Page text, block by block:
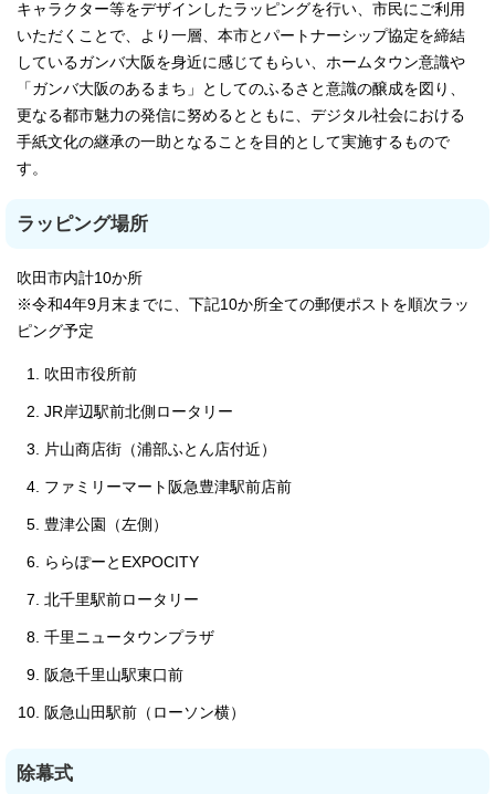
キャラクター等をデザインしたラッピングを行い、市民にご利用
いただくことで、より一層、本市とパートナーシップ協定を締結
しているガンバ大阪を身近に感じてもらい、ホームタウン意識や
「ガンバ大阪のあるまち」としてのふるさと意識の醸成を図り、
更なる都市魅力の発信に努めるとともに、デジタル社会における
手紙文化の継承の一助となることを目的として実施するもので
す。
ラッピング場所
吹田市内計10か所
※令和4年9月末までに、下記10か所全ての郵便ポストを順次ラッ
ピング予定
吹田市役所前
JR岸辺駅前北側ロータリー
片山商店街（浦部ふとん店付近）
ファミリーマート阪急豊津駅前店前
豊津公園（左側）
ららぽーとEXPOCITY
北千里駅前ロータリー
千里ニュータウンプラザ
阪急千里山駅東口前
阪急山田駅前（ローソン横）
除幕式